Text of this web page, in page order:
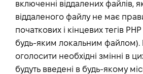
включенні віддалених файлів,
віддаленого файлу не має
початкових і кінцевих тегів
будь-яким локальним файлом).
оголосити необхідні змінні в
будуть введені в будь-якому